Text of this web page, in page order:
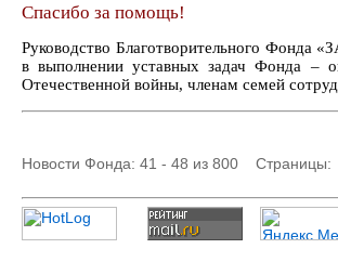
Спасибо за помощь!
Руководство Благотворительного Фонда
в выполнении уставных задач Фонда –
Отечественной войны, членам семей
Новости Фонда: 41 - 48 из 800 Страницы: